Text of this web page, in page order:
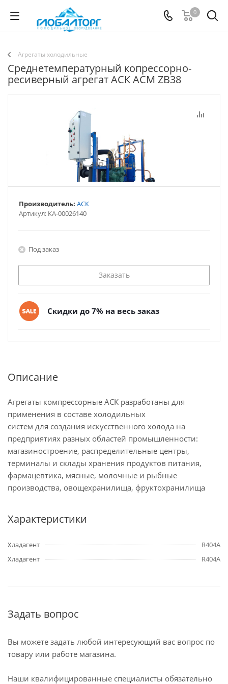
0
Агрегаты холодильные
Среднетемпературный копрессорно-
ресиверный агрегат АСК ACM ZB38
Артикул: КА-00026140
Производитель: АСК
Под заказ
Заказать
Скидки до 7% на весь заказ
Описание
Агрегаты компрессорные АСК разработаны для
применения в составе холодильных
систем для создания искусственного холода на
предприятиях разных областей промышленности:
магазиностроение, распределительные центры,
терминалы и склады хранения продуктов питания,
фармацевтика, мясные, молочные и рыбные
производства, овощехранилища, фруктохранилища
Характеристики
Хладагент
R404A
Хладагент
R404A
Задать вопрос
Вы можете задать любой интересующий вас вопрос по
товару или работе магазина.
Наши квалифицированные специалисты обязательно